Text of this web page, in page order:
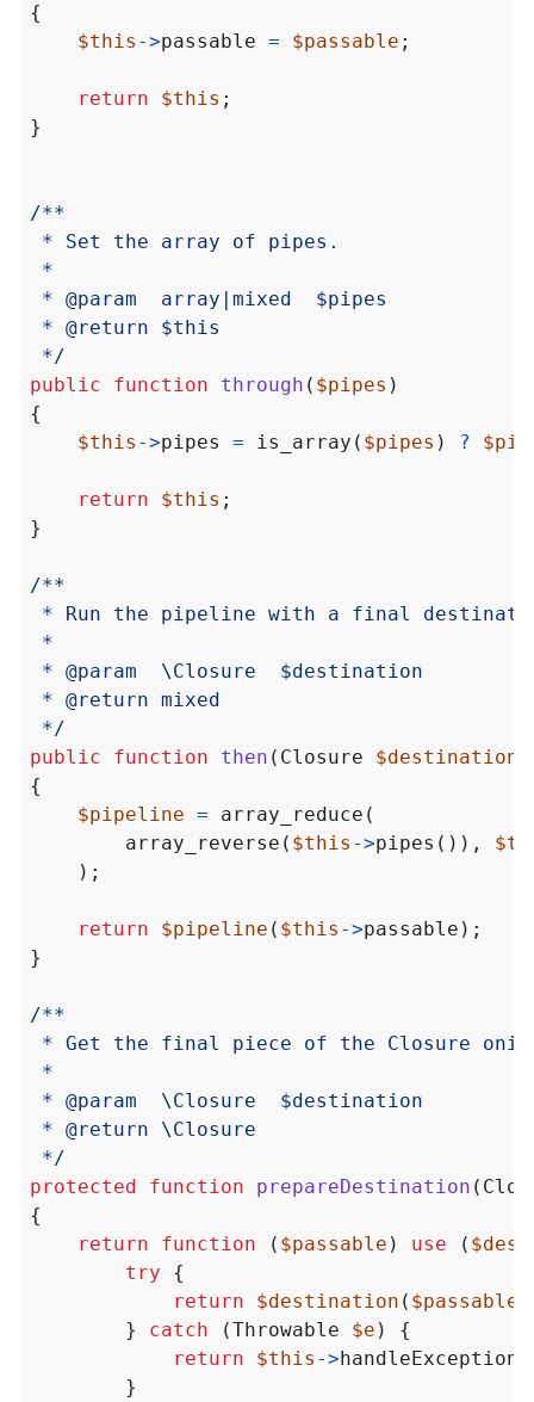
{
$this ->passable = $passable ;
return $this ;
}
*/
public
function through ( $pipes )
{
$this ->pipes = is_array ( $pipes ) ?
return $this ;
}
*/
public
function then ( Closure $destination
{
$pipeline = array_reduce (
array_reverse ( $this ->pipes ()),
);
return $pipeline ( $this ->passable );
}
*/
protected
function prepareDestination (
{
return
function ( $passable ) use (
try
{
return
$destination ( $passable
}
catch (Throwable $e )
{
return
$this ->handleException
}